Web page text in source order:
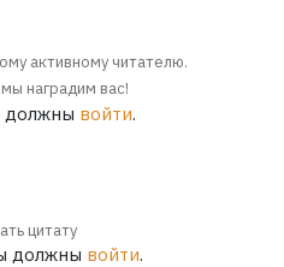
активному читателю.
наградим вас!
должны войти.
цитату
должны войти.